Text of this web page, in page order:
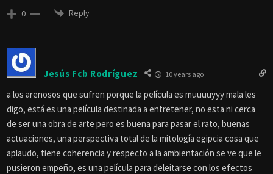
0 Reply
Jesús Fcb Rodríguez 10 years ago
a los arenosos que sufren porque la película es muuuuyyy mala les
digo, está es una película destinada a entretener, no esta ni cerca
de ser una obra de arte pero es buena para pasar el rato, buenas
actuaciones, una perspectiva total de la mitología egipcia cosa que
aplaudo, tiene coherencia y respecto a la ambientación se ve que le
pusieron empeño, es una película para deleitarse con los efectos